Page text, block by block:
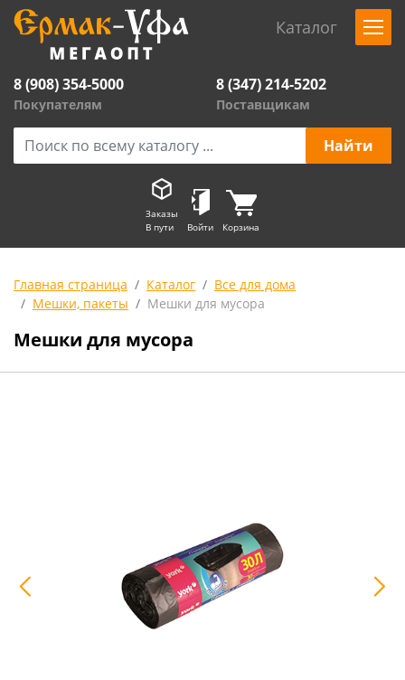
Каталог
8 (908) 354-5000
Покупателям
8 (347) 214-5202
Поставщикам
Заказы
В пути
Войти Корзина
Главная страница Каталог
Все для дома
Мешки, пакеты
Мешки для мусора
Мешки для мусора